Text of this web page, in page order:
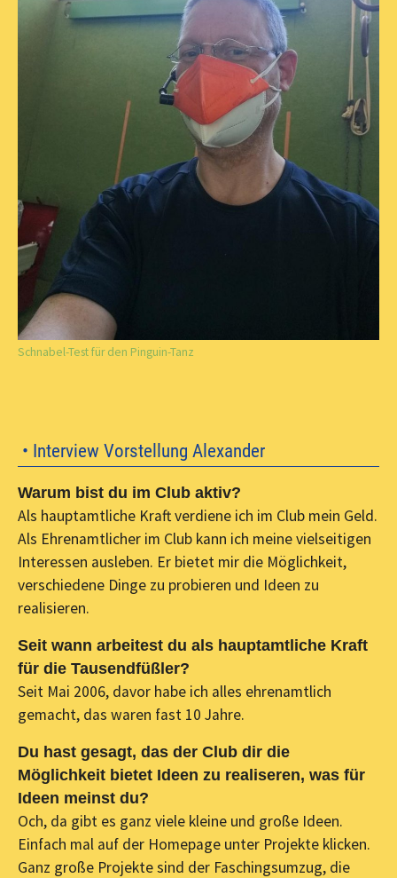
Schnabel-Test für den Pinguin-Tanz
• Interview Vorstellung Alexander
Warum bist du im Club aktiv?
Als hauptamtliche Kraft verdiene ich im Club mein Geld.
Als Ehrenamtlicher im Club kann ich meine vielseitigen
Interessen ausleben. Er bietet mir die Möglichkeit,
verschiedene Dinge zu probieren und Ideen zu
realisieren.
Seit wann arbeitest du als hauptamtliche Kraft
für die Tausendfüßler?
Seit Mai 2006, davor habe ich alles ehrenamtlich
gemacht, das waren fast 10 Jahre.
Du hast gesagt, das der Club dir die
Möglichkeit bietet Ideen zu realiseren, was für
Ideen meinst du?
Och, da gibt es ganz viele kleine und große Ideen.
Einfach mal auf der Homepage unter Projekte klicken.
Ganz große Projekte sind der Faschingsumzug, die